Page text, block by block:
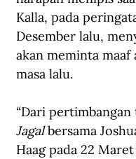
Kalla, pada
Desember lalu,
akan meminta maaf
masa lalu.
“Dari
Jagal bersama
Haag pada 22